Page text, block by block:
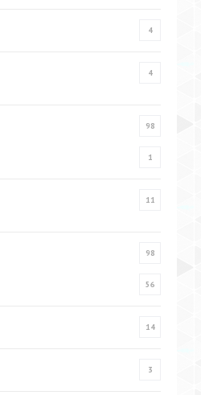
4
4
98
1
11
98
56
14
3